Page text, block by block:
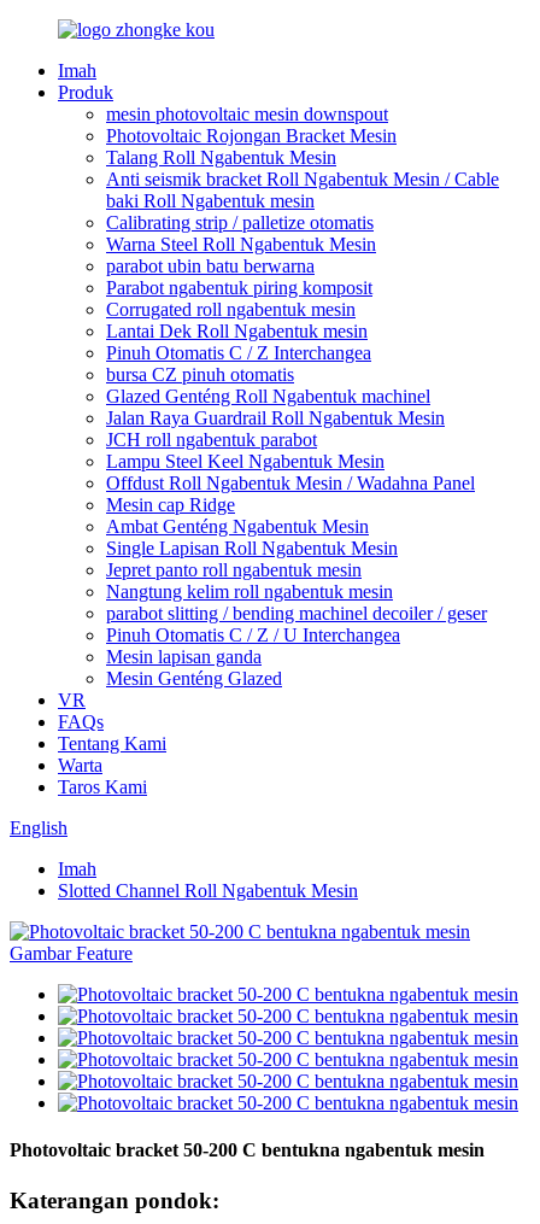
Imah
Produk
mesin photovoltaic mesin downspout
Photovoltaic Rojongan Bracket Mesin
Talang Roll Ngabentuk Mesin
Anti seismik bracket Roll Ngabentuk Mesin / Cable
baki Roll Ngabentuk mesin
Calibrating strip / palletize otomatis
Warna Steel Roll Ngabentuk Mesin
parabot ubin batu berwarna
Parabot ngabentuk piring komposit
Corrugated roll ngabentuk mesin
Lantai Dek Roll Ngabentuk mesin
Pinuh Otomatis C / Z Interchangea
bursa CZ pinuh otomatis
Glazed Genténg Roll Ngabentuk machinel
Jalan Raya Guardrail Roll Ngabentuk Mesin
JCH roll ngabentuk parabot
Lampu Steel Keel Ngabentuk Mesin
Offdust Roll Ngabentuk Mesin / Wadahna Panel
Mesin cap Ridge
Ambat Genténg Ngabentuk Mesin
Single Lapisan Roll Ngabentuk Mesin
Jepret panto roll ngabentuk mesin
Nangtung kelim roll ngabentuk mesin
parabot slitting / bending machinel decoiler / geser
Pinuh Otomatis C / Z / U Interchangea
Mesin lapisan ganda
Mesin Genténg Glazed
VR
FAQs
Tentang Kami
Warta
Taros Kami
English
Imah
Slotted Channel Roll Ngabentuk Mesin
Photovoltaic bracket 50-200 C bentukna ngabentuk mesin
Katerangan pondok: